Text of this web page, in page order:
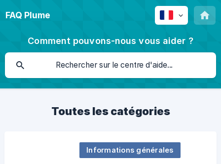
FAQ Plume
Comment pouvons-nous vous aider ?
Toutes les catégories
Informations générales